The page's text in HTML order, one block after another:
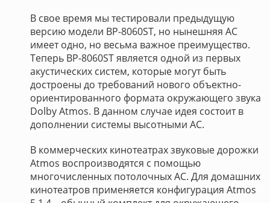
В свое время мы тестировали предыдущую
версию модели BP-8060ST, но нынешняя АС
имеет одно, но весьма важное преимущество.
Теперь BP-8060ST является одной из первых
акустических систем, которые могут быть
достроены до требований нового объектно-
ориентированного формата окружающего звука
Dolby Atmos. В данном случае идея состоит в
дополнении системы высотными АС.
В коммерческих кинотеатрах звуковые дорожки
Atmos воспроизводятся с помощью
многочисленных потолочных АС. Для домашних
кинотеатров применяется конфигурация Atmos